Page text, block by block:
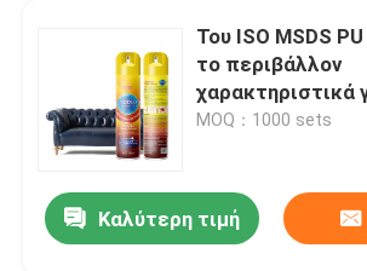
Του ISO MSDS
το περιβάλλον
χαρακτηριστικά
εξαρτήσεων
MOQ：1000 sets
Καλύτερη τιμή